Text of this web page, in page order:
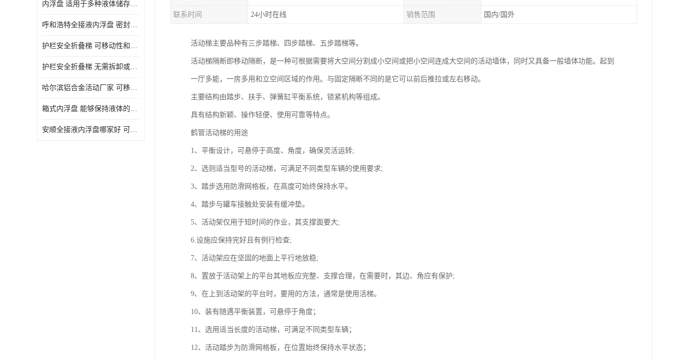
内浮盘 适用于多种液体储存和运输 能够降低运输成本和维护成本
呼和浩特全接液内浮盘 密封性能好 有效保护液体质量
护栏安全折叠梯 可移动性和安全性较高 占用空间小
护栏安全折叠梯 无需拆卸或重新安装 占用空间小
哈尔滨铝合金活动厂家 可移动性和安全性较高 占用空间小
箱式内浮盘 能够保持液体的密闭状态 适用于多种液体储存和运输
安顺全接液内浮盘哪家好 可以自动上下浮动 密封性能好
联系时间 24小时在线 销售范围 国内/国外
活动梯主要品种有三步踏梯、四步踏梯、五步踏梯等。
活动梯隔断即移动隔断，是一种可根据需要将大空间分割成小空间或把小空间连成大空间的活动墙体，同时又具备一般墙体功能。起到
一厅多能，一房多用和立空间区域的作用。与固定隔断不同的是它可以前后推拉或左右移动。
主要结构由踏步、扶手、弹簧缸平衡系统，锁紧机构等组成。
具有结构新颖、操作轻便、使用可靠等特点。
鹤管活动梯的用途
1、平衡设计，可悬停于高度、角度，确保灵活运转;
2、选则适当型号的活动梯，可满足不同类型车辆的使用要求;
3、踏步选用防滑网格板，在高度可始终保持水平。
4、踏步与罐车接触处安装有缓冲垫。
5、活动架仅用于短时间的作业，其支撑面要大;
6.设施应保持完好且有例行检查;
7、活动架应在坚固的地面上平行地放稳;
8、置放于活动架上的平台其地板应完整、支撑合理，在需要时，其边、角应有保护;
9、在上到活动架的平台时，要用的方法，通常是使用活梯。
10、装有随遇平衡装置，可悬停于角度；
11、选用适当长度的活动梯，可满足不同类型车辆；
12、活动踏步为防滑网格板，在位置始终保持水平状态；